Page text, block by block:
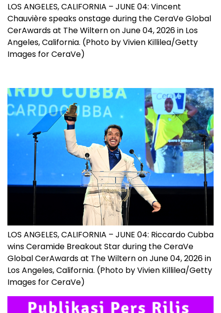
LOS ANGELES, CALIFORNIA – JUNE 04: Vincent
Chauvière speaks onstage during the CeraVe Global
CerAwards at The Wiltern on June 04, 2026 in Los
Angeles, California. (Photo by Vivien Killilea/Getty
Images for CeraVe)
LOS ANGELES, CALIFORNIA – JUNE 04: Riccardo Cubba
wins Ceramide Breakout Star during the CeraVe
Global CerAwards at The Wiltern on June 04, 2026 in
Los Angeles, California. (Photo by Vivien Killilea/Getty
Images for CeraVe)